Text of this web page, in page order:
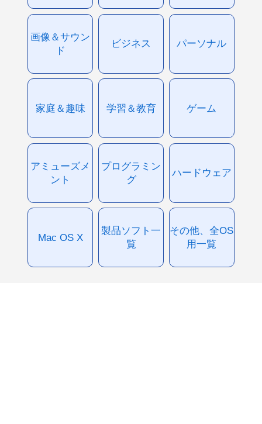
画像＆サウン
ド
ビジネス パーソナル
家庭＆趣味 学習＆教育 ゲーム
アミューズメ
ント
プログラミン
グ
ハードウェア
Mac OS X
製品ソフト一
覧
その他、全OS
用一覧